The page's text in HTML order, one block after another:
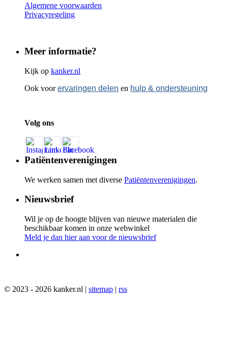
Algemene voorwaarden
Privacyregeling
Meer informatie?
Kijk op kanker.nl
Ook voorervaringen delen en hulp & ondersteuning
Volg ons
Patiëntenverenigingen
We werken samen met diverse Patiëntenverenigingen.
Nieuwsbrief
Wil je op de hoogte blijven van nieuwe materialen die
beschikbaar komen in onze webwinkel
Meld je dan hier aan voor de nieuwsbrief
© 2023 - 2026 kanker.nl | sitemap | rss